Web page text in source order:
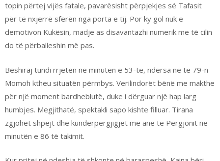
topin përtej vijës fatale, pavarësisht përpjekjes së Tafasit
për të nxjerrë sferën nga porta e tij. Por ky gol nuk e
demotivon Kukësin, madje as disavantazhi numerik me të cilin
do të përballeshin më pas.
Beshiraj tundi rrjetën në minutën e 53-të, ndërsa në të 79-n
Momoh ktheu situatën përmbys. Verilindorët bënë me makthe
për një moment bardheblutë, duke i dërguar një hap larg
humbjes. Megjithatë, spektakli sapo kishte filluar. Tirana
zgjohet shpejt dhe kundërpërgjigjet me anë të Përgjonit në
minutën e 86 të takimit.